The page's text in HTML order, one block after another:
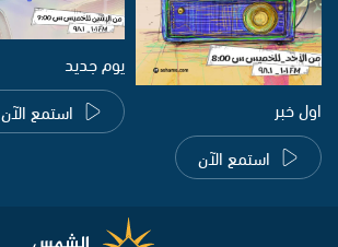
اول خبر
استمع الآن
يوم جديد
استمع الآن